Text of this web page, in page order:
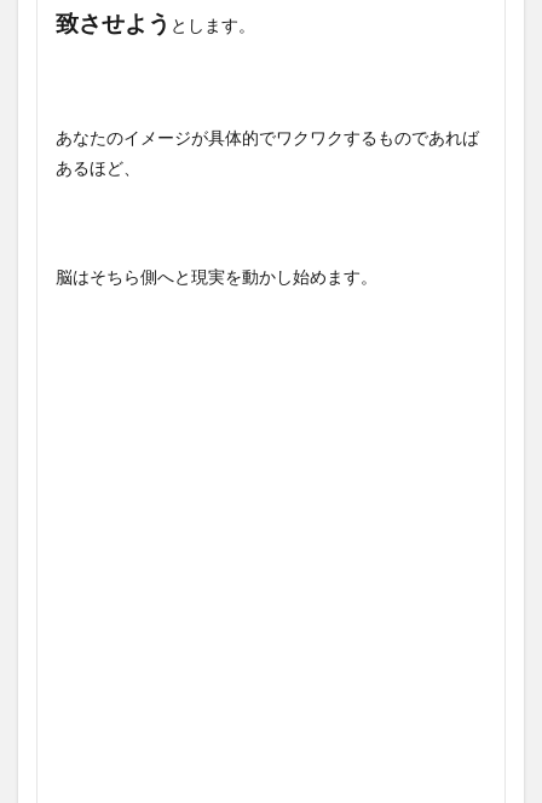
致させよう とします。
あなたのイメージが具体的でワクワクするものであれば
あるほど、
脳はそちら側へと現実を動かし始めます。